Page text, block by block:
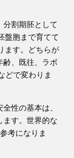
分割期胚として
盤胞まで育てて
ます。どちらが
齢、既往、ラボ
どで変わりま
性の基本は、
ます。世界的な
考になりま